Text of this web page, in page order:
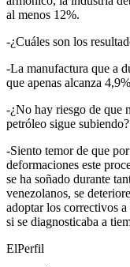
al menos 12%.
-¿Cuáles son los
-La manufactura que a
que apenas alcanza
-¿No hay riesgo de que
petróleo sigue subiendo?
-Siento temor de que
deformaciones este
se ha soñado durante
venezolanos, se
adoptar los correctivos
si se diagnosticaba a
ElPerfil